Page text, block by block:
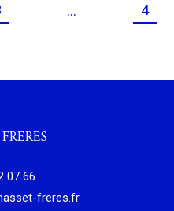
... 4
07 66
freres.fr